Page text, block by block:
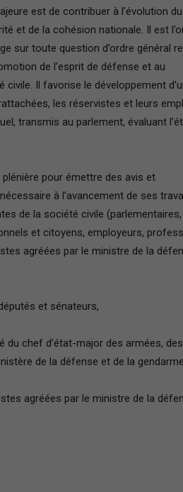
est de contribuer à l’évolution
et de la cohésion nationale. Il est
sur toute question d’ordre général
de l’esprit de défense et au
Il favorise le développement
les réservistes et leurs
transmis au parlement, évaluant
pour émettre des avis et
à l’avancement de ses
de la société civile (parlementaires,
et citoyens, employeurs,
agréées par le ministre de la
et sénateurs,
du chef d’état-major des armées,
de la défense et de la
agréées par le ministre de la